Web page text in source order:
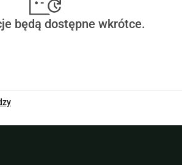
będą dostępne wkrótce.